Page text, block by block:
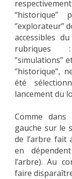
accessibles
rubriques :
‘’simulations’’
été
lancement du
Comme
gauche sur le
de l’arbre fait
en
l’arbre). Au
faire